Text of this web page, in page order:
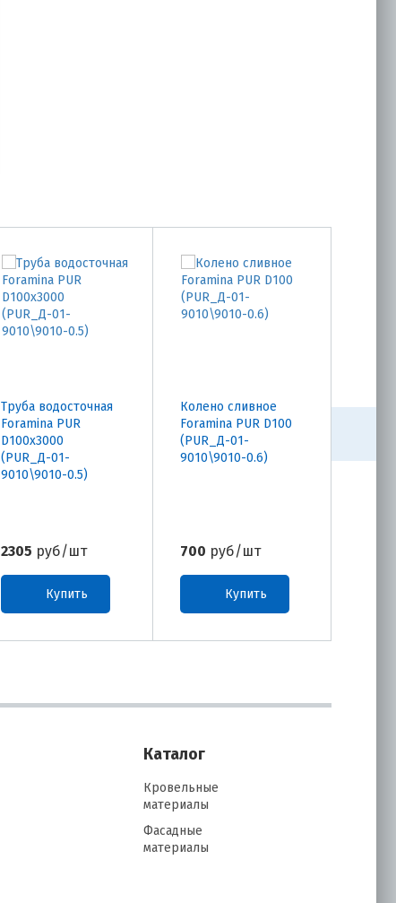
Труба водосточная
Foramina PUR
D100х3000
(PUR_Д-01-
9010\9010-0.5)
2305 руб/шт
Купить
Колено сливное
Foramina PUR D100
(PUR_Д-01-
9010\9010-0.6)
700 руб/шт
Купить
Угол
Каталог
Кровельные
материалы
Фасадные
материалы